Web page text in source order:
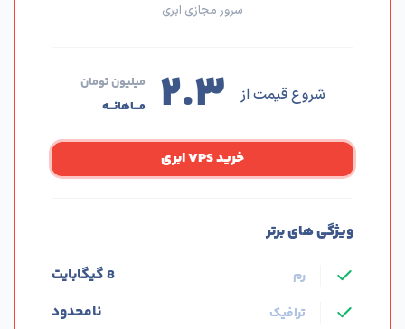
سرور مجازی ابری
شروع قیمت از ۲.۳
میلیون تومان
مـــاهانـــه
خرید VPS ابری
ویژگی های برتر
رم 8 گیگابایت
ترافیک نامحدود